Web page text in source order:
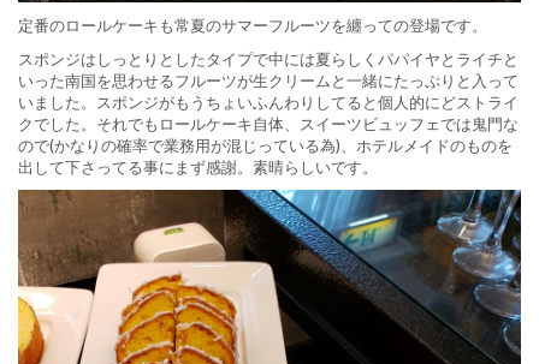
定番のロールケーキも常夏のサマーフルーツを纏っての登場です。
スポンジはしっとりとしたタイプで中には夏らしくパパイヤとライチと
いった南国を思わせるフルーツが生クリームと一緒にたっぷりと入って
いました。スポンジがもうちょいふんわりしてると個人的にどストライ
クでした。それでもロールケーキ自体、スイーツビュッフェでは鬼門な
ので(かなりの確率で業務用が混じっている為)、ホテルメイドのものを
出して下さってる事にまず感謝。素晴らしいです。